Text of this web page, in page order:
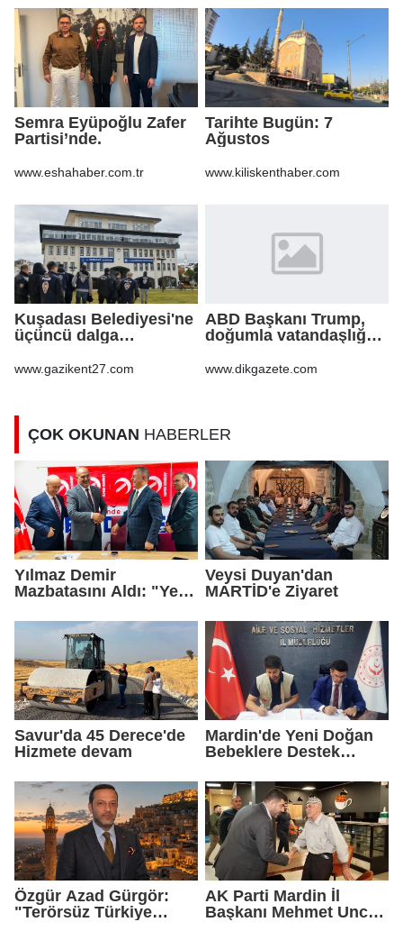
Semra Eyüpoğlu Zafer
Partisi’nde.
www.eshahaber.com.tr
Tarihte Bugün: 7
Ağustos
www.kiliskenthaber.com
Kuşadası Belediyesi'ne
üçüncü dalga
www.gazikent27.com
ABD Başkanı Trump,
doğumla vatandaşlığa
genişleten
www.dikgazete.com
ÇOK OKUNAN HABERLER
Yılmaz Demir
Mazbatasını Aldı: "Yeni
Geldik"
Veysi Duyan'dan
MARTİD'e Ziyaret
Savur'da 45 Derece'de
Hizmete devam
Mardin'de Yeni Doğan
Bebeklere Destek
Özgür Azad Gürgör:
"Terörsüz Türkiye
AK Parti Mardin İl
Başkanı Mehmet Uncu: